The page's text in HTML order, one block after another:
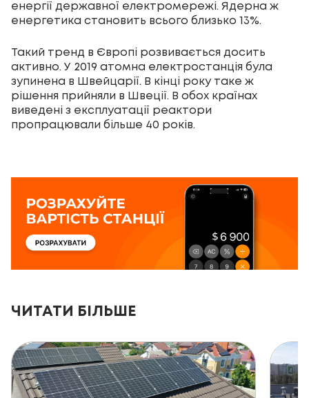
енергії державної електромережі. Ядерна ж
енергетика становить всього близько 13%.
Такий тренд в Європі розвивається досить
активно. У 2019 атомна електростанція була
зупинена в Швейцарії. В кінці року таке ж
рішення прийняли в Швеції. В обох країнах
виведені з експлуатації реактори
пропрацювали більше 40 років.
ЧИТАТИ БІЛЬШЕ